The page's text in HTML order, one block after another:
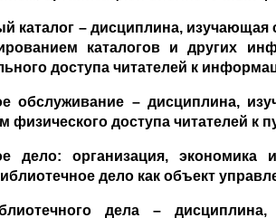
каталог – дисциплина,
каталогов и других
доступа читателей к
обслуживание – дисциплина,
физического доступа читателей
дело: организация, экономика
дело как объект
дела –